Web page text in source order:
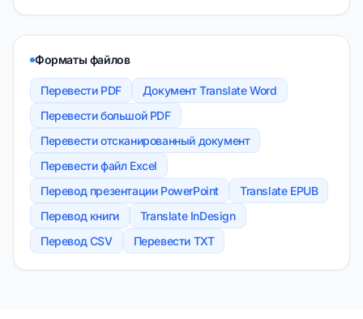
Форматы файлов
Перевести PDF
Документ Translate Word
Перевести большой PDF
Перевести отсканированный документ
Перевести файл Excel
Перевод презентации PowerPoint
Translate EPUB
Перевод книги
Translate InDesign
Перевод CSV
Перевести TXT